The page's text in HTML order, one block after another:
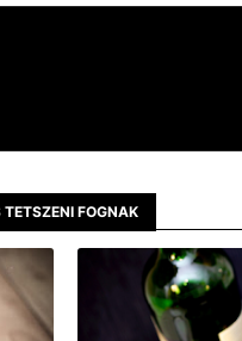
TETSZENI FOGNAK